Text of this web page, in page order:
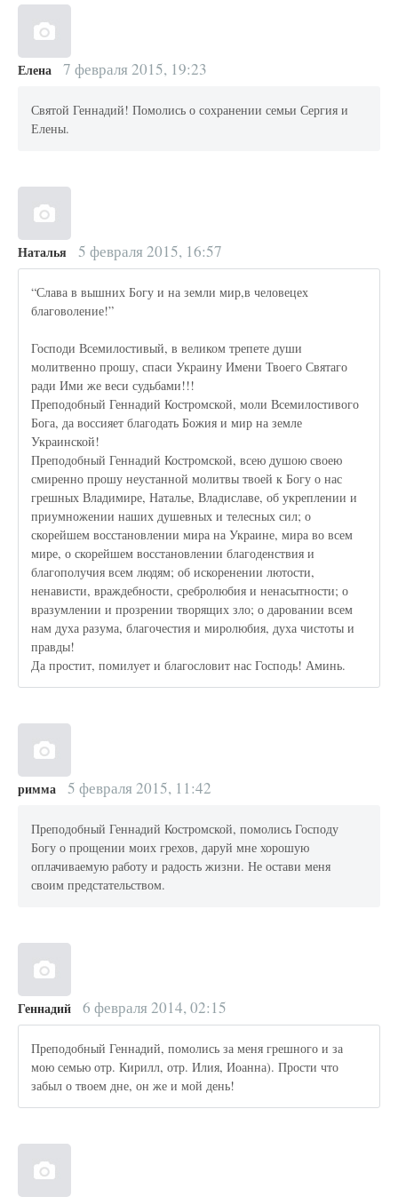
Елена 7 февраля 2015, 19:23
Святой Геннадий! Помолись о сохранении семьи Сергия и
Елены.
Наталья 5 февраля 2015, 16:57
“Слава в вышних Богу и на земли мир,в человецех
благоволение!”
Господи Всемилостивый, в великом трепете души
молитвенно прошу, спаси Украину Имени Твоего Святаго
ради Ими же веси судьбами!!!
Преподобный Геннадий Костромской, моли Всемилостивого
Бога, да воссияет благодать Божия и мир на земле
Украинской!
Преподобный Геннадий Костромской, всею душою своею
смиренно прошу неустанной молитвы твоей к Богу о нас
грешных Владимире, Наталье, Владиславе, об укреплении и
приумножении наших душевных и телесных сил; о
скорейшем восстановлении мира на Украине, мира во всем
мире, о скорейшем восстановлении благоденствия и
благополучия всем людям; об искоренении лютости,
ненависти, враждебности, сребролюбия и ненасытности; о
вразумлении и прозрении творящих зло; о даровании всем
нам духа разума, благочестия и миролюбия, духа чистоты и
правды!
Да простит, помилует и благословит нас Господь! Аминь.
римма 5 февраля 2015, 11:42
Преподобный Геннадий Костромской, помолись Господу
Богу о прощении моих грехов, даруй мне хорошую
оплачиваемую работу и радость жизни. Не остави меня
своим предстательством.
Геннадий 6 февраля 2014, 02:15
Преподобный Геннадий, помолись за меня грешного и за
мою семью отр. Кирилл, отр. Илия, Иоанна). Прости что
забыл о твоем дне, он же и мой день!